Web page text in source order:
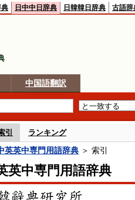
典 日中中日辞典 日韓韓日辞典 古語辞
中国語翻訳
引 ランキング
英英中専門用語辞典 ＞ 索引
英中専門用語辞典